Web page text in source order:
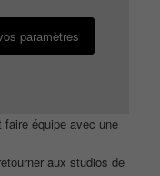
paramètres
équipe avec une
aux studios de